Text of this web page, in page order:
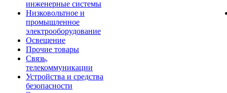
инженерные системы
Низковольтное и
промышленное
электрооборудование
Освещение
Прочие товары
Связь,
телекоммуникации
Устройства и средства
безопасности